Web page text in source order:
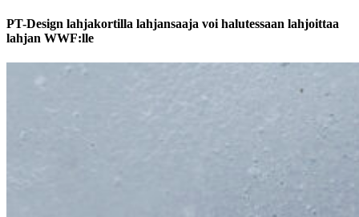
PT-Design lahjakortilla lahjansaaja voi halutessaan lahjoittaa
lahjan WWF:lle